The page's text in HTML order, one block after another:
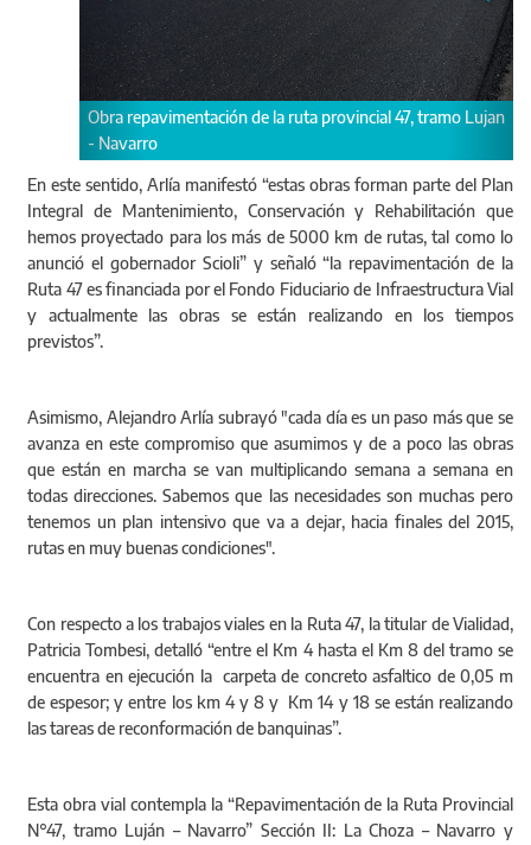
de la ruta provincial 47, tramo Lujan
Obras de repavimentación de
En este sentido, Arlía manifestó “estas obras forman parte del Plan
Integral de Mantenimiento, Conservación y Rehabilitación que
hemos proyectado para los más de 5000 km de rutas, tal como lo
anunció el gobernador Scioli” y señaló “la repavimentación de la
Ruta 47 es financiada por el Fondo Fiduciario de Infraestructura Vial
y actualmente las obras se están realizando en los tiempos
previstos”.
Asimismo, Alejandro Arlía subrayó "cada día es un paso más que se
avanza en este compromiso que asumimos y de a poco las obras
que están en marcha se van multiplicando semana a semana en
todas direcciones. Sabemos que las necesidades son muchas pero
tenemos un plan intensivo que va a dejar, hacia finales del 2015,
rutas en muy buenas condiciones".
Con respecto a los trabajos viales en la Ruta 47, la titular de Vialidad,
Patricia Tombesi, detalló “entre el Km 4 hasta el Km 8 del tramo se
encuentra en ejecución la carpeta de concreto asfaltico de 0,05 m
de espesor; y entre los km 4 y 8 y Km 14 y 18 se están realizando
las tareas de reconformación de banquinas”.
Esta obra vial contempla la “Repavimentación de la Ruta Provincial
N°47, tramo Luján – Navarro” Sección II: La Choza – Navarro y